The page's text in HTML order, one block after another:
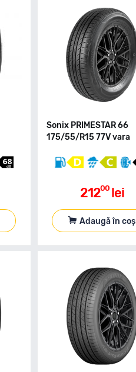
Sonix PRIMESTAR 66
175/55/R15 77V vara
21200 lei
Adaugă în coș